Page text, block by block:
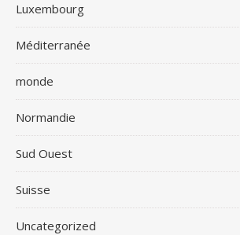
Luxembourg
Méditerranée
monde
Normandie
Sud Ouest
Suisse
Uncategorized